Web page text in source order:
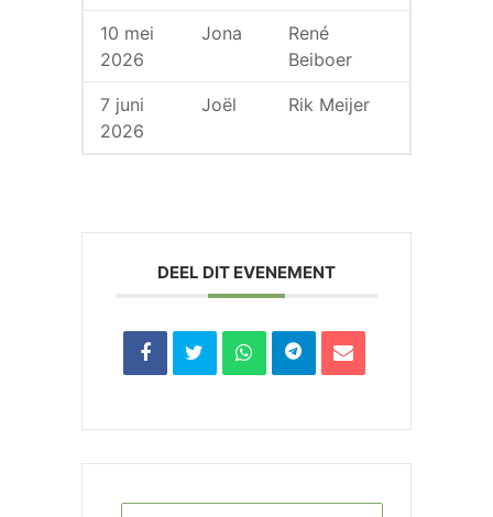
10 mei
2026
Jona
René
Beiboer
7 juni
2026
Joël Rik Meijer
DEEL DIT EVENEMENT